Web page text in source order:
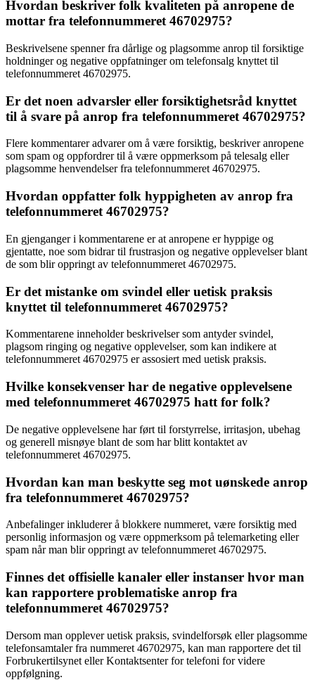
Hvordan beskriver folk kvaliteten på anropene de
mottar fra telefonnummeret 46702975?
Beskrivelsene spenner fra dårlige og plagsomme anrop til forsiktige
holdninger og negative oppfatninger om telefonsalg knyttet til
telefonnummeret 46702975.
Er det noen advarsler eller forsiktighetsråd knyttet
til å svare på anrop fra telefonnummeret 46702975?
Flere kommentarer advarer om å være forsiktig, beskriver anropene
som spam og oppfordrer til å være oppmerksom på telesalg eller
plagsomme henvendelser fra telefonnummeret 46702975.
Hvordan oppfatter folk hyppigheten av anrop fra
telefonnummeret 46702975?
En gjenganger i kommentarene er at anropene er hyppige og
gjentatte, noe som bidrar til frustrasjon og negative opplevelser blant
de som blir oppringt av telefonnummeret 46702975.
Er det mistanke om svindel eller uetisk praksis
knyttet til telefonnummeret 46702975?
Kommentarene inneholder beskrivelser som antyder svindel,
plagsom ringing og negative opplevelser, som kan indikere at
telefonnummeret 46702975 er assosiert med uetisk praksis.
Hvilke konsekvenser har de negative opplevelsene
med telefonnummeret 46702975 hatt for folk?
De negative opplevelsene har ført til forstyrrelse, irritasjon, ubehag
og generell misnøye blant de som har blitt kontaktet av
telefonnummeret 46702975.
Hvordan kan man beskytte seg mot uønskede anrop
fra telefonnummeret 46702975?
Anbefalinger inkluderer å blokkere nummeret, være forsiktig med
personlig informasjon og være oppmerksom på telemarketing eller
spam når man blir oppringt av telefonnummeret 46702975.
Finnes det offisielle kanaler eller instanser hvor man
kan rapportere problematiske anrop fra
telefonnummeret 46702975?
Dersom man opplever uetisk praksis, svindelforsøk eller plagsomme
telefonsamtaler fra nummeret 46702975, kan man rapportere det til
Forbrukertilsynet eller Kontaktsenter for telefoni for videre
oppfølgning.